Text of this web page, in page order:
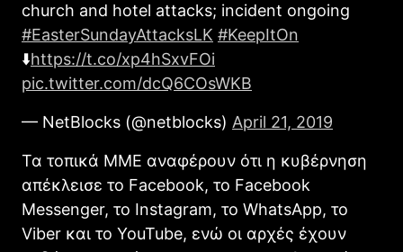
church and hotel attacks; incident ongoing
#EasterSundayAttacksLK #KeepItOn
⬇️https://t.co/xp4hSxvFOi
pic.twitter.com/dcQ6COsWKB
— NetBlocks (@netblocks) April 21, 2019
Τα τοπικά ΜΜΕ αναφέρουν ότι η κυβέρνηση
απέκλεισε το Facebook, το Facebook
Messenger, το Instagram, το WhatsApp, το
Viber και το YouTube, ενώ οι αρχές έχουν